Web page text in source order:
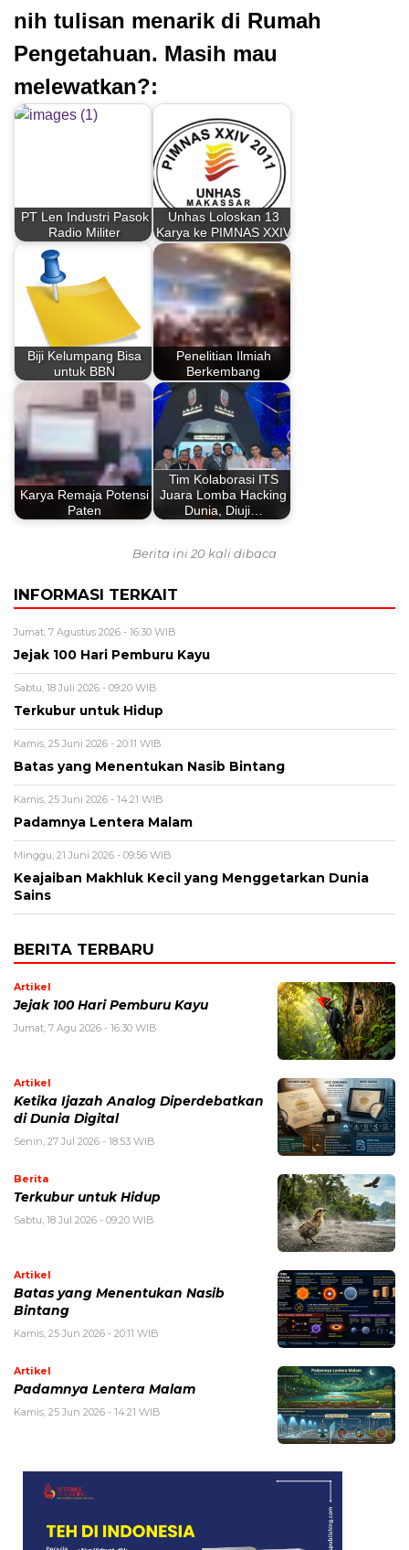
nih tulisan menarik di Rumah
Pengetahuan. Masih mau
melewatkan?:
PT Len Industri Pasok
Radio Militer
Unhas Loloskan 13
Karya ke PIMNAS XXIV
Biji Kelumpang Bisa
untuk BBN
Penelitian Ilmiah
Berkembang
Karya Remaja Potensi
Paten
Tim Kolaborasi ITS
Juara Lomba Hacking
Dunia, Diuji…
Berita ini 20 kali dibaca
INFORMASI TERKAIT
Jumat, 7 Agustus 2026 - 16:30 WIB
Jejak 100 Hari Pemburu Kayu
Sabtu, 18 Juli 2026 - 09:20 WIB
Terkubur untuk Hidup
Kamis, 25 Juni 2026 - 20:11 WIB
Batas yang Menentukan Nasib Bintang
Kamis, 25 Juni 2026 - 14:21 WIB
Padamnya Lentera Malam
Minggu, 21 Juni 2026 - 09:56 WIB
Keajaiban Makhluk Kecil yang Menggetarkan Dunia
Sains
BERITA TERBARU
Artikel
Jejak 100 Hari Pemburu Kayu
Jumat, 7 Agu 2026 - 16:30 WIB
Artikel
Ketika Ijazah Analog Diperdebatkan
di Dunia Digital
Senin, 27 Jul 2026 - 18:53 WIB
Berita
Terkubur untuk Hidup
Sabtu, 18 Jul 2026 - 09:20 WIB
Artikel
Batas yang Menentukan Nasib
Bintang
Kamis, 25 Jun 2026 - 20:11 WIB
Artikel
Padamnya Lentera Malam
Kamis, 25 Jun 2026 - 14:21 WIB